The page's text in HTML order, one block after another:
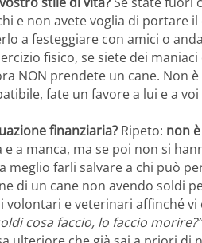
e non avete voglia di portare il
a festeggiare con amici o
fisico, se siete dei
NON prendete un cane. Non
fate un favore a lui e a
finanziaria? Ripeto: non
e a manca, ma se poi non si
meglio farli salvare a chi può
di un cane non avendo soldi
e veterinari affinché vi
cosa faccio, lo faccio morire?”